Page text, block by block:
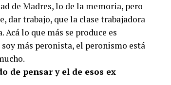
de Madres, lo de la memoria, pero
dar trabajo, que la clase trabajadora
lo que más se produce es
más peronista, el peronismo está
de pensar y el de esos ex